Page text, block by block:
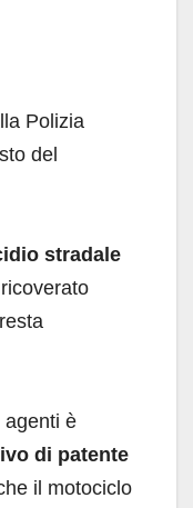
Polizia
del
stradale
agenti è
di patente
il motociclo